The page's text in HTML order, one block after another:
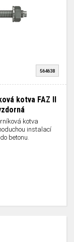
564638
kotva FAZ II
kotva
instalací
betonu.